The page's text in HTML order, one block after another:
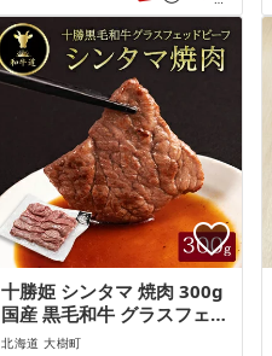
十勝姫 シンタマ 焼肉 300g
国産 黒毛和牛 グラスフェッ
ドビーフ[配送不可地域:離
北海道 大樹町